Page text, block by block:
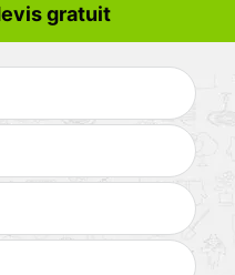
gratuit